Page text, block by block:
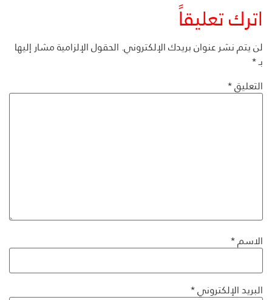
اترك تعليقاً
لن يتم نشر عنوان بريدك الإلكتروني.الحقول الإلزامية مشار إليها
بـ*
التعليق*
الاسم*
البريد الإلكتروني*